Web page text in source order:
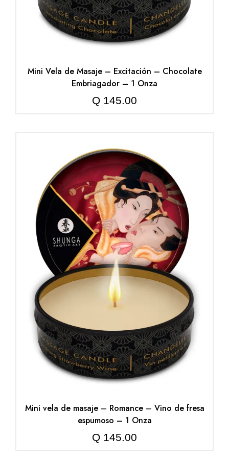
Mini Vela de Masaje – Excitación – Chocolate
Embriagador – 1 Onza
Q 145.00
Mini vela de masaje – Romance – Vino de fresa
espumoso – 1 Onza
Q 145.00